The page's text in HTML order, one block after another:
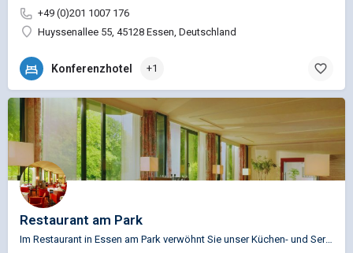
+49 (0)201 1007 176
Huyssenallee 55, 45128 Essen, Deutschland
Konferenzhotel +1
Restaurant am Park
Im Restaurant in Essen am Park verwöhnt Sie unser Küchen- und Serviceteam in freundlicher und gemütlicher…